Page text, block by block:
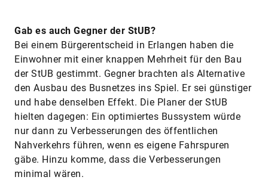
Gab es auch Gegner der StUB?
Bei einem Bürgerentscheid in Erlangen haben die
Einwohner mit einer knappen Mehrheit für den Bau
der StUB gestimmt. Gegner brachten als Alternative
den Ausbau des Busnetzes ins Spiel. Er sei günstiger
und habe denselben Effekt. Die Planer der StUB
hielten dagegen: Ein optimiertes Bussystem würde
nur dann zu Verbesserungen des öffentlichen
Nahverkehrs führen, wenn es eigene Fahrspuren
gäbe. Hinzu komme, dass die Verbesserungen
minimal wären.